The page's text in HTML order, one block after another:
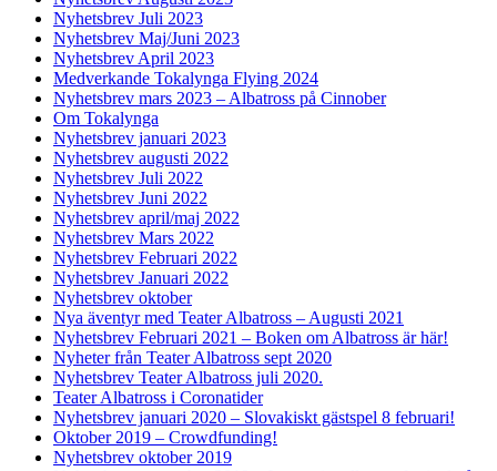
Nyhetsbrev Juli 2023
Nyhetsbrev Maj/Juni 2023
Nyhetsbrev April 2023
Medverkande Tokalynga Flying 2024
Nyhetsbrev mars 2023 – Albatross på Cinnober
Om Tokalynga
Nyhetsbrev januari 2023
Nyhetsbrev augusti 2022
Nyhetsbrev Juli 2022
Nyhetsbrev Juni 2022
Nyhetsbrev april/maj 2022
Nyhetsbrev Mars 2022
Nyhetsbrev Februari 2022
Nyhetsbrev Januari 2022
Nyhetsbrev oktober
Nya äventyr med Teater Albatross – Augusti 2021
Nyhetsbrev Februari 2021 – Boken om Albatross är här!
Nyheter från Teater Albatross sept 2020
Nyhetsbrev Teater Albatross juli 2020.
Teater Albatross i Coronatider
Nyhetsbrev januari 2020 – Slovakiskt gästspel 8 februari!
Oktober 2019 – Crowdfunding!
Nyhetsbrev oktober 2019